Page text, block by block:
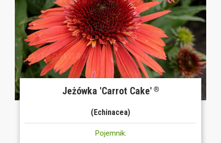
Jeżówka 'Carrot Cake' ®
(Echinacea)
Pojemnik: